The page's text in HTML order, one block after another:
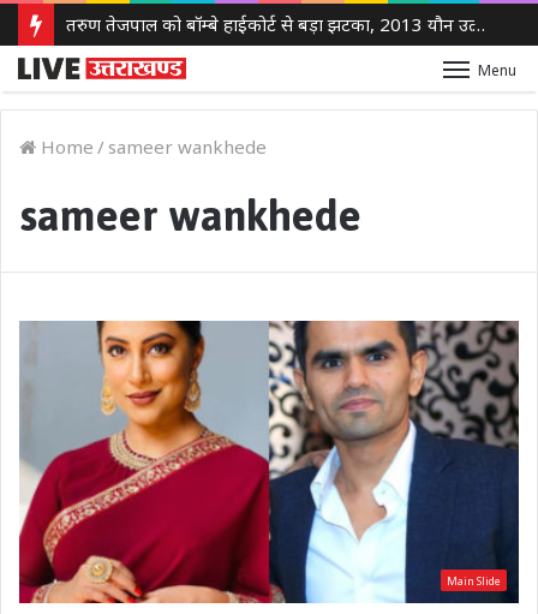
तरुण तेजपाल को बॉम्बे हाईकोर्ट से बड़ा झटका, 2013 यौन उत्पीड़न मामले में दोषी करार
Menu
Home / sameer wankhede
sameer wankhede
Main Slide